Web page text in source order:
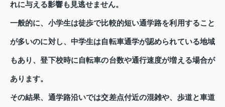
れに与える影響も見逃せません。
一般的に、小学生は徒歩で比較的短い通学路を利用すること
が多いのに対し、中学生は自転車通学が認められている地域
もあり、登下校時に自転車の台数や通行速度が増える場合が
あります。
その結果、通学路沿いでは交差点付近の混雑や、歩道と車道